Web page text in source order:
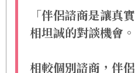
「伴侶諮商是讓真
相坦誠的對談機會。
相較個別諮商，伴